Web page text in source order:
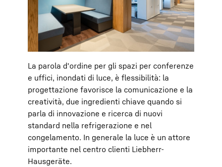
La parola d'ordine per gli spazi per conferenze
e uffici, inondati di luce, è flessibilità: la
progettazione favorisce la comunicazione e la
creatività, due ingredienti chiave quando si
parla di innovazione e ricerca di nuovi
standard nella refrigerazione e nel
congelamento. In generale la luce è un attore
importante nel centro clienti Liebherr-
Hausgeräte.